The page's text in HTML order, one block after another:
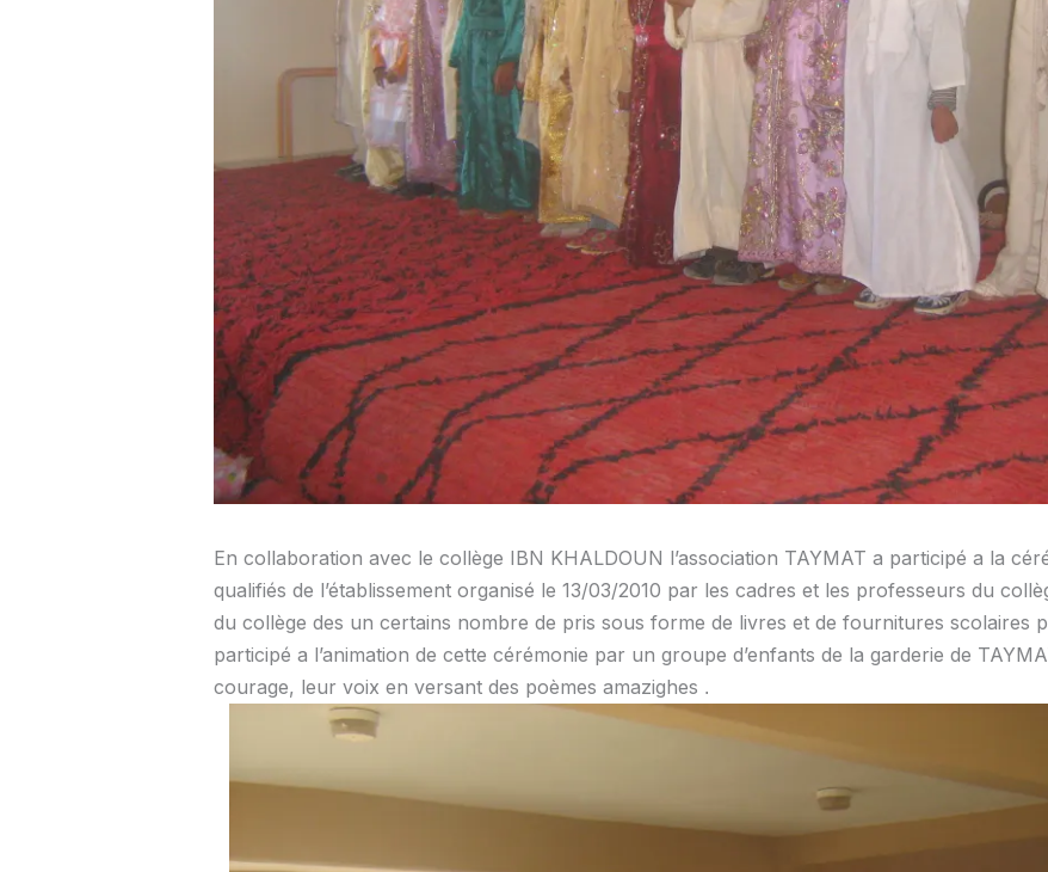
En collaboration avec le collège IBN KHALDOUN l’association TAYMAT a participé a la
qualifiés de l’établissement organisé le 13/03/2010 par les cadres et les professeurs du
du collège des un certains nombre de pris sous forme de livres et de fournitures scolaires
participé a l’animation de cette cérémonie par un groupe d’enfants de la garderie de
courage, leur voix en versant des poèmes amazighes .